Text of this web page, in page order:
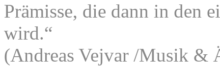
Prämisse, die dann in den
wird.“
(Andreas Vejvar /Musik &